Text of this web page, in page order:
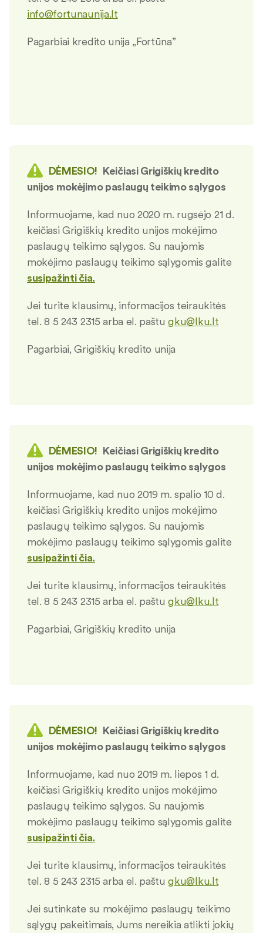
info@fortunaunija.lt
Pagarbiai kredito unija „Fortūna”
DĖMESIO! Keičiasi Grigiškių kredito
unijos mokėjimo paslaugų teikimo sąlygos
Informuojame, kad nuo 2020 m. rugsėjo 21 d.
keičiasi Grigiškių kredito unijos mokėjimo
paslaugų teikimo sąlygos. Su naujomis
mokėjimo paslaugų teikimo sąlygomis galite
susipažinti čia.
Jei turite klausimų, informacijos teiraukitės
tel. 8 5 243 2315 arba el. paštugku@lku.lt
Pagarbiai, Grigiškių kredito unija
DĖMESIO! Keičiasi Grigiškių kredito
unijos mokėjimo paslaugų teikimo sąlygos
Informuojame, kad nuo 2019 m. spalio 10 d.
keičiasi Grigiškių kredito unijos mokėjimo
paslaugų teikimo sąlygos. Su naujomis
mokėjimo paslaugų teikimo sąlygomis galite
susipažinti čia.
Jei turite klausimų, informacijos teiraukitės
tel. 8 5 243 2315 arba el. paštugku@lku.lt
Pagarbiai, Grigiškių kredito unija
DĖMESIO! Keičiasi Grigiškių kredito
unijos mokėjimo paslaugų teikimo sąlygos
Informuojame, kad nuo 2019 m. liepos 1 d.
keičiasi Grigiškių kredito unijos mokėjimo
paslaugų teikimo sąlygos. Su naujomis
mokėjimo paslaugų teikimo sąlygomis galite
susipažinti čia.
Jei turite klausimų, informacijos teiraukitės
tel. 8 5 243 2315 arba el. paštugku@lku.lt
Jei sutinkate su mokėjimo paslaugų teikimo
sąlygų pakeitimais, Jums nereikia atlikti jokių